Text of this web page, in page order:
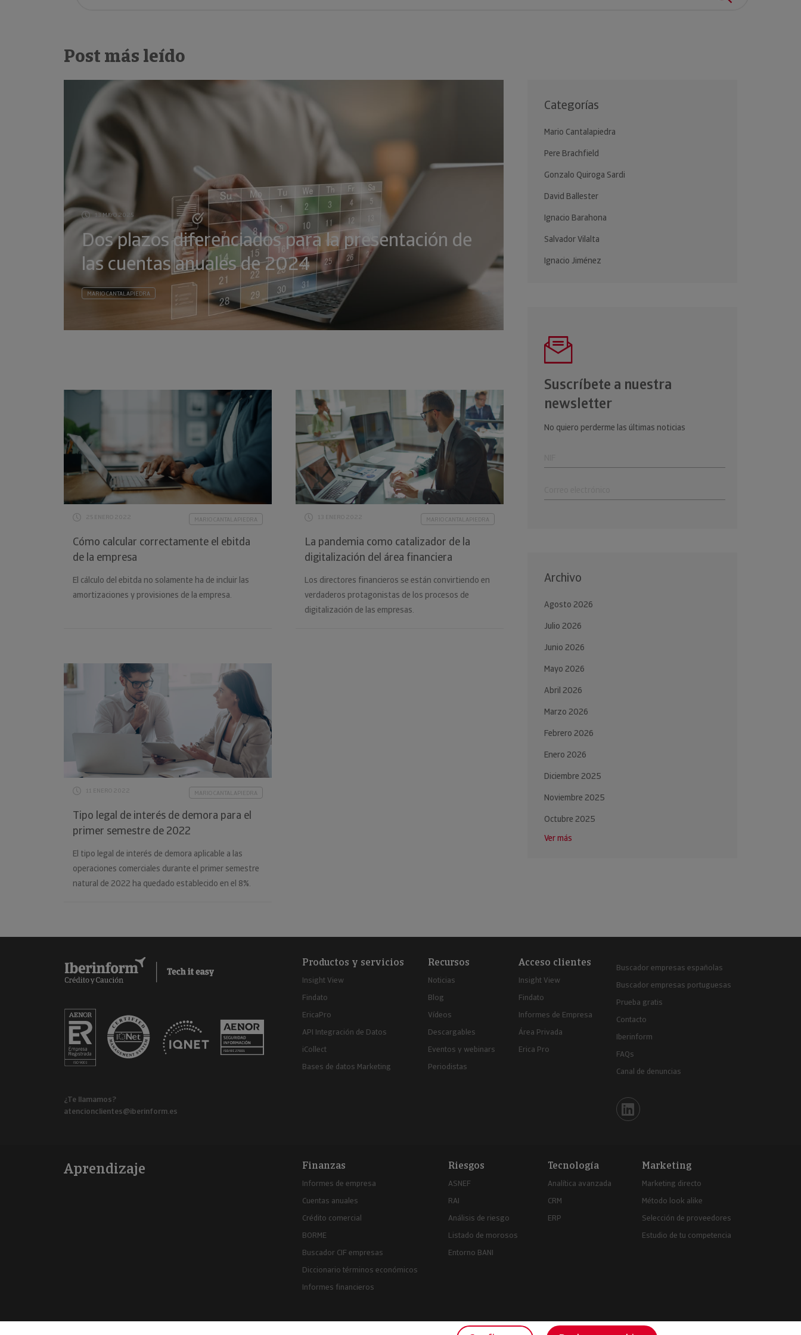
Post más leído
13 MAYO 2025
Dos plazos diferenciados para la presentación de
las cuentas anuales de 2024
MARIO CANTALAPIEDRA
25 ENERO 2022 MARIO CANTALAPIEDRA
Cómo calcular correctamente el ebitda
de la empresa
El cálculo del ebitda no solamente ha de incluir las
amortizaciones y provisiones de la empresa.
13 ENERO 2022 MARIO CANTALAPIEDRA
La pandemia como catalizador de la
digitalización del área financiera
Los directores financieros se están convirtiendo en
verdaderos protagonistas de los procesos de
digitalización de las empresas.
11 ENERO 2022 MARIO CANTALAPIEDRA
Tipo legal de interés de demora para el
primer semestre de 2022
El tipo legal de interés de demora aplicable a las
operaciones comerciales durante el primer semestre
natural de 2022 ha quedado establecido en el 8%.
Categorías
Mario Cantalapiedra
Pere Brachfield
Gonzalo Quiroga Sardi
David Ballester
Ignacio Barahona
Salvador Vilalta
Ignacio Jiménez
Suscríbete a nuestra
newsletter
No quiero perderme las últimas noticias
Archivo
Agosto 2026
Julio 2026
Junio 2026
Mayo 2026
Abril 2026
Marzo 2026
Febrero 2026
Enero 2026
Diciembre 2025
Noviembre 2025
Octubre 2025
Ver más
¿Te llamamos?
atencionclientes@iberinform.es
Productos y servicios
Insight View
Findato
EricaPro
API Integración de Datos
iCollect
Bases de datos Marketing
Recursos
Noticias
Blog
Vídeos
Descargables
Eventos y webinars
Periodistas
Acceso clientes
Insight View
Findato
Informes de Empresa
Área Privada
Erica Pro
Buscador empresas españolas
Buscador empresas portuguesas
Prueba gratis
Contacto
Iberinform
FAQs
Canal de denuncias
Iberinform en Linkedin
Aprendizaje Finanzas
Informes de empresa
Cuentas anuales
Crédito comercial
BORME
Buscador CIF empresas
Diccionario términos económicos
Informes financieros
Riesgos
ASNEF
RAI
Análisis de riesgo
Listado de morosos
Entorno BANI
Tecnología
Analítica avanzada
CRM
ERP
Marketing
Marketing directo
Método look alike
Selección de proveedores
Estudio de tu competencia